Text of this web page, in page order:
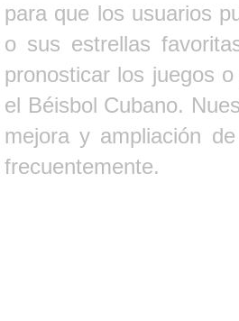
para que los usuarios
o sus estrellas
pronosticar los juegos
el Béisbol Cubano.
mejora y ampliación
frecuentemente.